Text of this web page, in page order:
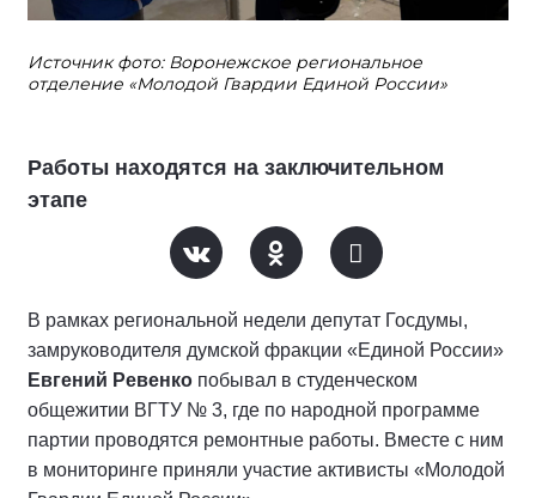
Источник фото: Воронежское региональное
отделение «Молодой Гвардии Единой России»
Работы находятся на заключительном
этапе
В рамках региональной недели депутат Госдумы,
замруководителя думской фракции «Единой России»
Евгений Ревенко побывал в студенческом
общежитии ВГТУ № 3, где по народной программе
партии проводятся ремонтные работы. Вместе с ним
в мониторинге приняли участие активисты «Молодой